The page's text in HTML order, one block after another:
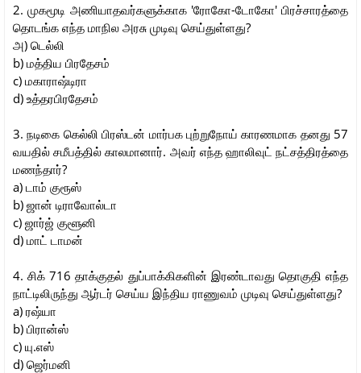
2. முகமூடி அணியாதவர்களுக்காக 'ரோகோ-டோகோ' பிரச்சாரத்தை
தொடங்க எந்த மாநில அரசு முடிவு செய்துள்ளது?
அ) டெல்லி
b) மத்திய பிரதேசம்
c) மகாராஷ்டிரா
d) உத்தரபிரதேசம்
3. நடிகை கெல்லி பிரஸ்டன் மார்பக புற்றுநோய் காரணமாக தனது 57
வயதில் சமீபத்தில் காலமானார். அவர் எந்த ஹாலிவுட் நட்சத்திரத்தை
மணந்தார்?
a) டாம் குரூஸ்
b) ஜான் டிராவோல்டா
c) ஜார்ஜ் குளூனி
d) மாட் டாமன்
4. சிக் 716 தாக்குதல் துப்பாக்கிகளின் இரண்டாவது தொகுதி எந்த
நாட்டிலிருந்து ஆர்டர் செய்ய இந்திய ராணுவம் முடிவு செய்துள்ளது?
a) ரஷ்யா
b) பிரான்ஸ்
c) யு.எஸ்
d) ஜெர்மனி